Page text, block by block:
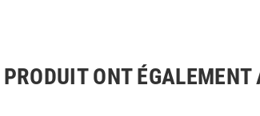
ONT